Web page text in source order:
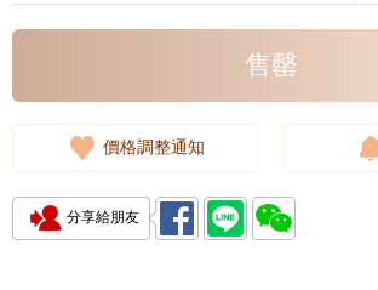
售罄
價格調整通知
分享給朋友